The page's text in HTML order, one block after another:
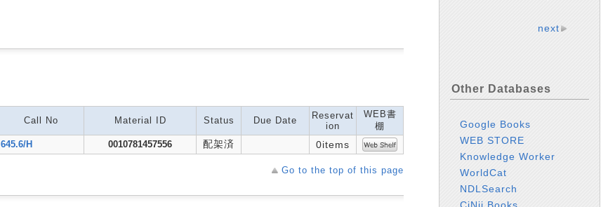
Call No Material ID Status Due Date
Reservat
ion
WEB書
棚
645.6/H 0010781457556 配架済 0items
Go to the top of this page
next
Other Databases
Google Books
WEB STORE
Knowledge Worker
WorldCat
NDLSearch